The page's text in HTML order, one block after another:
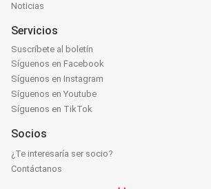
Noticias
Servicios
Suscríbete al boletín
Síguenos en Facebook
Síguenos en Instagram
Síguenos en Youtube
Síguenos en TikTok
Socios
¿Te interesaría ser socio?
Contáctanos